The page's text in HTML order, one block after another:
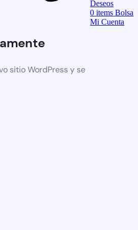
sitio WordPress y se
Deseos
0items Bolsa
Mi Cuenta